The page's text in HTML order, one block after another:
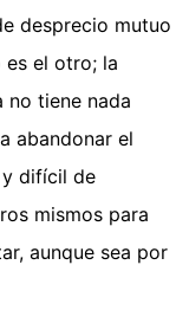
desprecio mutuo
es el otro; la
no tiene nada
abandonar el
y difícil de
mismos para
aunque sea por